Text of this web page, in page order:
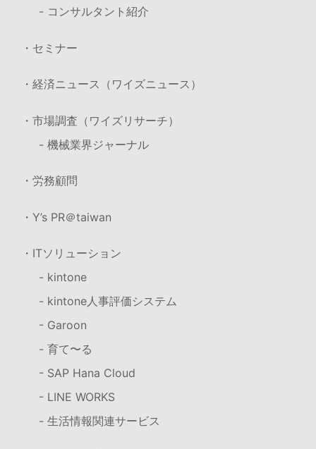
- コンサルタント紹介
・セミナー
・経済ニュース（ワイズニュース）
・市場調査（ワイズリサーチ）
- 機械業界ジャーナル
・労務顧問
・Y’s PR＠taiwan
・ITソリューション
- kintone
- kintone人事評価システム
- Garoon
- 育て〜る
- SAP Hana Cloud
- LINE WORKS
- 生活情報関連サービス